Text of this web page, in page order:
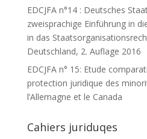
EDCJFA n°14 : Deutsches
zweisprachige Einführung in
in das
Deutschland, 2. Auflage 2016
EDCJFA n° 15: Etude
protection juridique des
l’Allemagne et le Canada
Cahiers juriduqes